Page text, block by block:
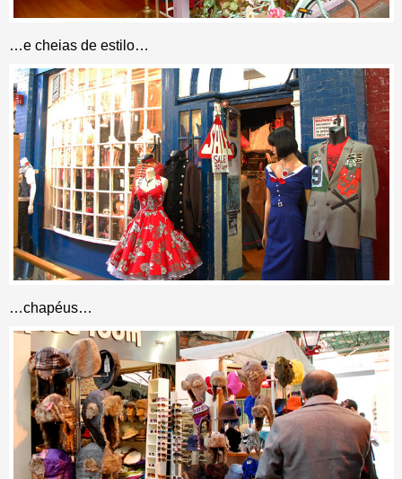
…e cheias de estilo…
…chapéus…